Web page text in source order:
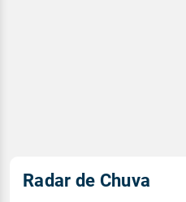
Radar de Chuva